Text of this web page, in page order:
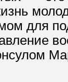
для